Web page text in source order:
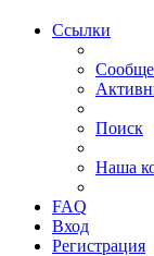
Ссылки
Поиск
Наша
FAQ
Вход
Регистрация